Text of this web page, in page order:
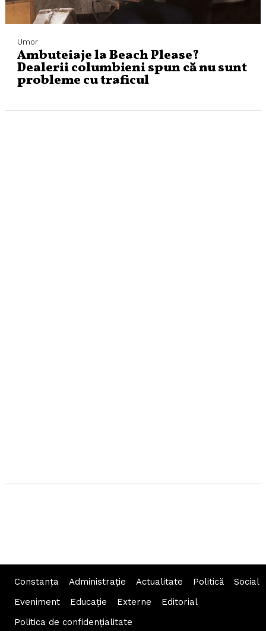
Umor
Ambuteiaje la Beach Please?
Dealerii columbieni spun că nu sunt
probleme cu traficul
Constanța Administraţie Actualitate Politică
Social
Eveniment
Educaţie Externe
Editorial
Politica de confidențialitate